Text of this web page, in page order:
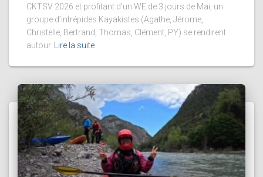
CKTSV 2026 et profitant d’un WE de 3 jours de Mai, un
groupe d’intrépides Kayakistes (Agathe, Jérome,
Christelle, Bertrand, Thomas, Clément, PY) se rendirent
autour Lire la suite